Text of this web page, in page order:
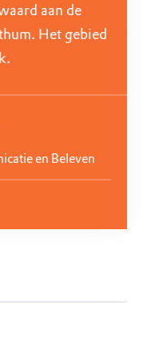
aan de
Het gebied
en Beleven